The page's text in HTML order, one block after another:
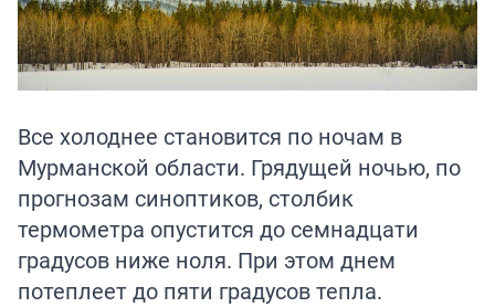
Все холоднее становится по ночам в
Мурманской области. Грядущей ночью, по
прогнозам синоптиков, столбик
термометра опустится до семнадцати
градусов ниже ноля. При этом днем
потеплеет до пяти градусов тепла.